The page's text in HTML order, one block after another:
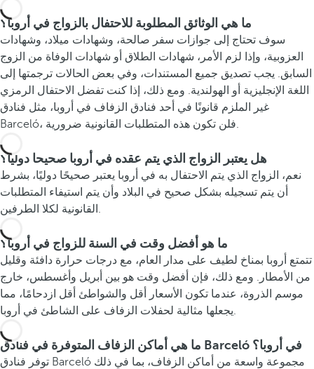
ما هي الوثائق المطلوبة للاحتفال بالزواج في أروبا؟
سوف تحتاج إلى جوازات سفر صالحة، وشهادات ميلاد، وشهادات
العزوبية، وإذا لزم الأمر، شهادات الطلاق أو شهادات الوفاة من الزوج
السابق. يجب تصديق جميع المستندات، وفي بعض الحالات ترجمتها إلى
اللغة الإنجليزية أو الهولندية. ومع ذلك، إذا كنت تفضل الاحتفال الرمزي
غير الملزم قانونًا في أحد فنادق الزفاف في أروبا، مثل فنادق
Barceló، فلن تكون هذه المتطلبات القانونية ضرورية.
هل يعتبر الزواج الذي يتم عقده في أروبا صحيحا دوليا؟
نعم، الزواج الذي يتم الاحتفال به في أروبا يعتبر صحيحًا دوليًا، بشرط
أن يتم تسجيله بشكل صحيح في البلاد وأن يتم استيفاء المتطلبات
القانونية لكلا الطرفين.
ما هو أفضل وقت في السنة للزواج في أروبا؟
تتمتع أروبا بمناخ لطيف على مدار العام، مع درجات حرارة دافئة وقليل
من الأمطار. ومع ذلك، فإن أفضل وقت هو بين أبريل وأغسطس، خارج
موسم الذروة، عندما تكون الأسعار أقل والشواطئ أقل ازدحامًا، مما
يجعلها مثالية لحفلات الزفاف على الشاطئ في أروبا.
ما هي أماكن الزفاف المتوفرة في فنادق Barceló في أروبا؟
توفر فنادق Barceló مجموعة واسعة من أماكن الزفاف، بما في ذلك